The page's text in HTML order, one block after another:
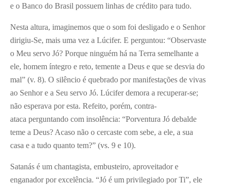
e o Banco do Brasil possuem linhas de crédito para tudo.
Nesta altura, imaginemos que o som foi desligado e o Senhor
dirigiu-Se, mais uma vez a Lúcifer. E perguntou: “Observaste
o Meu servo Jó? Porque ninguém há na Terra semelhante a
ele, homem íntegro e reto, temente a Deus e que se desvia do
mal” (v. 8). O silêncio é quebrado por manifestações de vivas
ao Senhor e a Seu servo Jó. Lúcifer demora a recuperar-se;
não esperava por esta. Refeito, porém, contra-
ataca perguntando com insolência: “Porventura Jó debalde
teme a Deus? Acaso não o cercaste com sebe, a ele, a sua
casa e a tudo quanto tem?” (vs. 9 e 10).
Satanás é um chantagista, embusteiro, aproveitador e
enganador por excelência. “Jó é um privilegiado por Ti”, ele